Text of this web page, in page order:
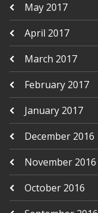
May 2017
April 2017
March 2017
February 2017
January 2017
December 2016
November 2016
October 2016